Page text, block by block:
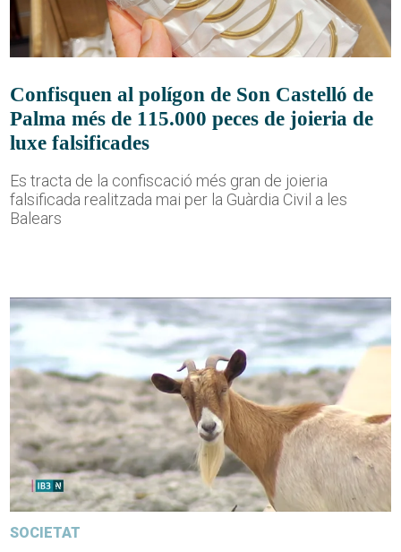
Confisquen al polígon de Son Castelló de
Palma més de 115.000 peces de joieria de
luxe falsificades
Es tracta de la confiscació més gran de joieria
falsificada realitzada mai per la Guàrdia Civil a les
Balears
SOCIETAT